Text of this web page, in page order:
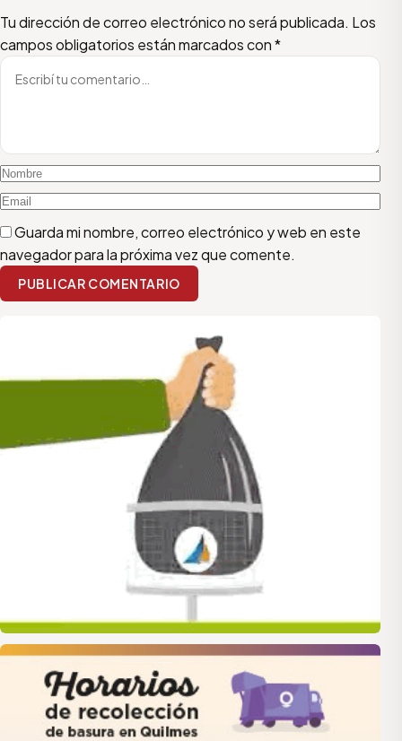
Tu dirección de correo electrónico no será publicada. Los
campos obligatorios están marcados con*
Escribí tu comentario
Nombre
Email
Guarda mi nombre, correo electrónico y web en este
navegador para la próxima vez que comente.
PUBLICAR COMENTARIO
quilmes